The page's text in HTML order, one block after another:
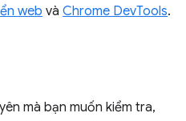
web và Chrome DevTools.
mà bạn muốn kiểm tra,